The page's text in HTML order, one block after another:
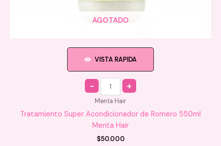
AGOTADO
VISTA RAPIDA
Quantity
Menta Hair
Tratamiento Super Acondicionador de Romero 550ml
Menta Hair
$50.000